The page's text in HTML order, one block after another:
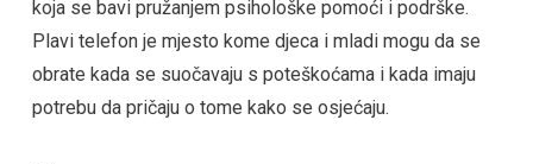
koja se bavi pružanjem psihološke pomoći i podrške.
Plavi telefon je mjesto kome djeca i mladi mogu da se
obrate kada se suočavaju s poteškoćama i kada imaju
potrebu da pričaju o tome kako se osjećaju.